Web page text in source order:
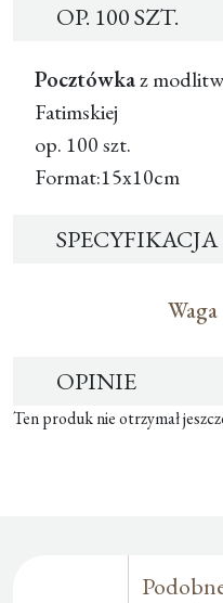
OP. 100 SZT.
Pocztówkaz
Fatimskiej
op. 100 szt.
Format:15x10cm
SPECYFIKACJA
Waga
OPINIE
Ten produk nie otrzymał